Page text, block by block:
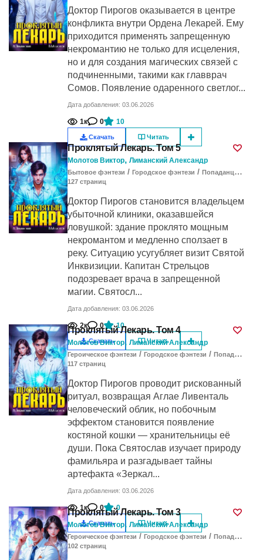
Доктор Пирогов оказывается в центре
конфликта внутри Ордена Лекарей. Ему
приходится применять запрещенную
некромантию не только для исцеления,
но и для создания магических связей с
подчиненными, такими как главврач
Сомов. Появление одаренного светлог...
Дата добавления: 03.06.2026
1к 0 10
Скачать Читать
Проклятый Лекарь. Том 5
Молотов Виктор, Лиманский Александр
Бытовое фэнтези / Городское фэнтези / Попаданцы в другие миры
127 cтраниц
Доктор Пирогов становится владельцем
убыточной клиники, оказавшейся
ловушкой: здание проклято мощным
некромантом и медленно сползает в
реку. Ситуацию усугубляет визит Святой
Инквизиции. Капитан Стрельцов
подозревает врача в запрещенной
магии. Святосл...
Дата добавления: 03.06.2026
2к 0 10
Скачать Читать
Проклятый Лекарь. Том 4
Молотов Виктор, Лиманский Александр
Героическое фэнтези / Городское фэнтези / Попаданцы в другие миры
117 cтраниц
Доктор Пирогов проводит рискованный
ритуал, возвращая Аглае Ливенталь
человеческий облик, но побочным
эффектом становится появление
костяной кошки — хранительницы её
души. Пока Святослав изучает природу
фамильяра и разгадывает тайны
артефакта «Зеркал...
Дата добавления: 03.06.2026
1к 0 0
Скачать Читать
Проклятый Лекарь. Том 3
Молотов Виктор, Лиманский Александр
Героическое фэнтези / Городское фэнтези / Попаданцы в другие миры
102 cтраниц